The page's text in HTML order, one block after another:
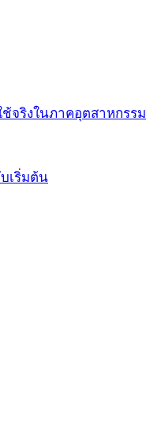
ช้จริงในภาคอุตสาหกรรม
เริ่มต้น